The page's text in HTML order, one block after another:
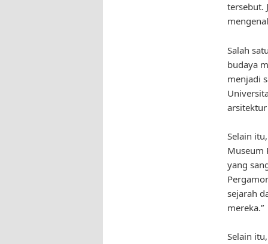
tersebut.
Salah
budaya
menjadi
arsitektur
Selain
Museum
yang
sejarah
mereka.”
Selain